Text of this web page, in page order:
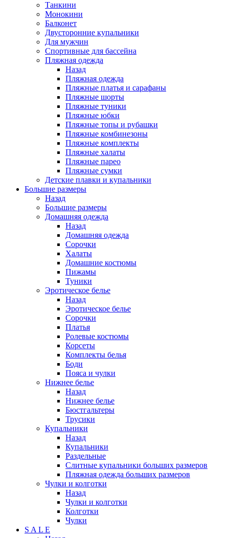
Танкини
Монокини
Балконет
Двусторонние купальники
Для мужчин
Спортивные для бассейна
Пляжная одежда
Назад
Пляжная одежда
Пляжные платья и сарафаны
Пляжные шорты
Пляжные туники
Пляжные юбки
Пляжные топы и рубашки
Пляжные комбинезоны
Пляжные комплекты
Пляжные халаты
Пляжные парео
Пляжные сумки
Детские плавки и купальники
Большие размеры
Назад
Большие размеры
Домашняя одежда
Назад
Домашняя одежда
Сорочки
Халаты
Домашние костюмы
Пижамы
Туники
Эротическое белье
Назад
Эротическое белье
Сорочки
Платья
Ролевые костюмы
Корсеты
Комплекты белья
Боди
Пояса и чулки
Нижнее белье
Назад
Нижнее белье
Бюстгальтеры
Трусики
Купальники
Назад
Купальники
Раздельные
Слитные купальники больших размеров
Пляжная одежда больших размеров
Чулки и колготки
Назад
Чулки и колготки
Колготки
Чулки
S A L E